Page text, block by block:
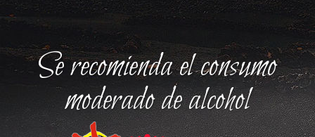
Se recomienda el consumo
moderado de alcohol